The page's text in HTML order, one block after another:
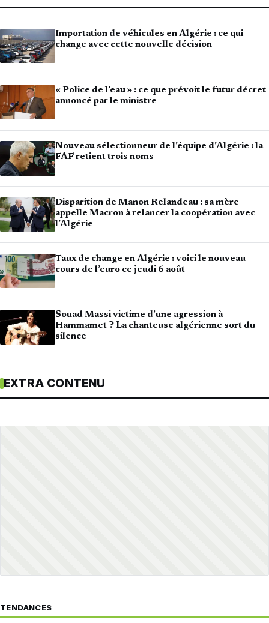
Importation de véhicules en Algérie : ce qui
change avec cette nouvelle décision
« Police de l’eau » : ce que prévoit le futur décret
annoncé par le ministre
Nouveau sélectionneur de l’équipe d’Algérie : la
FAF retient trois noms
Disparition de Manon Relandeau : sa mère
appelle Macron à relancer la coopération avec
l’Algérie
Taux de change en Algérie : voici le nouveau
cours de l’euro ce jeudi 6 août
Souad Massi victime d’une agression à
Hammamet ? La chanteuse algérienne sort du
silence
EXTRA CONTENU
TENDANCES